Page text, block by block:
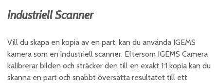
Industriell Scanner
Vill du skapa en kopia av en part, kan du använda IGEMS
kamera som en industriell scanner. Eftersom IGEMS Camera
kalibrerar bilden och sträcker den till en exakt 1:1 kopia kan du
skanna en part och snabbt översätta resultatet till ett